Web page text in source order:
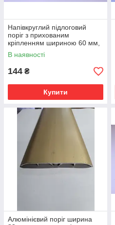
Напівкруглий підлоговий
поріг з прихованим
кріпленням шириною 60 мм,
Горіх (АП-014)
В наявності
144 ₴
Купити
Алюмінієвий поріг ширина